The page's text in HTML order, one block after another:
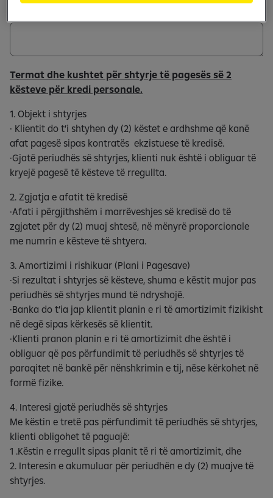
Termat dhe kushtet për shtyrje të pagesës së 2
kësteve për kredi personale.
1. Objekt i shtyrjes
· Klientit do t’i shtyhen dy (2) këstet e ardhshme që kanë
afat pagesë sipas kontratës ekzistuese të kredisë.
·Gjatë periudhës së shtyrjes, klienti nuk është i obliguar të
kryejë pagesë të kësteve të rregullta.
2. Zgjatja e afatit të kredisë
·Afati i përgjithshëm i marrëveshjes së kredisë do të
zgjatet për dy (2) muaj shtesë, në mënyrë proporcionale
me numrin e kësteve të shtyera.
3. Amortizimi i rishikuar (Plani i Pagesave)
·Si rezultat i shtyrjes së kësteve, shuma e këstit mujor pas
periudhës së shtyrjes mund të ndryshojë.
·Banka do t’ia jap klientit planin e ri të amortizimit fizikisht
në degë sipas kërkesës së klientit.
·Klienti pranon planin e ri të amortizimit dhe është i
obliguar që pas përfundimit të periudhës së shtyrjes të
paraqitet në bankë për nënshkrimin e tij, nëse kërkohet në
formë fizike.
4. Interesi gjatë periudhës së shtyrjes
Me këstin e tretë pas përfundimit të periudhës së shtyrjes,
klienti obligohet të paguajë:
1 .Këstin e rregullt sipas planit të ri të amortizimit, dhe
2. Interesin e akumuluar për periudhën e dy (2) muajve të
shtyrjes.